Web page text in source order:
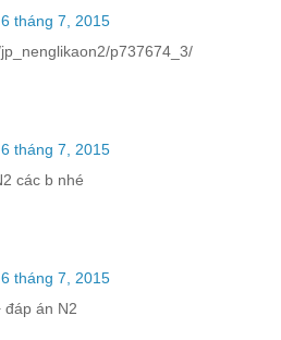
tháng 7, 2015
p737674_3/
tháng 7, 2015
các b nhé
tháng 7, 2015
đáp án N2